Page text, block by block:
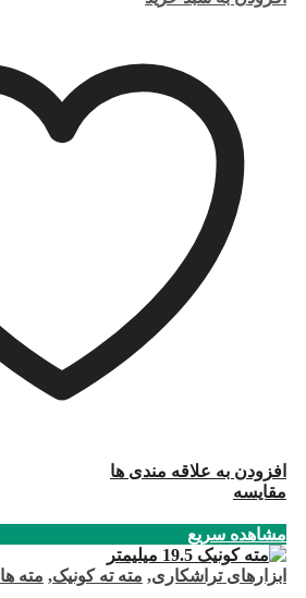
افزودن به علاقه مندی ها
مقایسه
مشاهده سریع
ابزارهای تراشکاری, مته ته کونیک, مته ها